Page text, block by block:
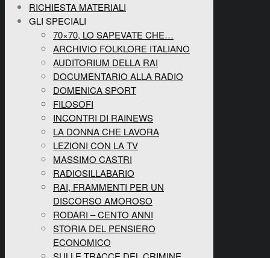
RICHIESTA MATERIALI
GLI SPECIALI
70×70, LO SAPEVATE CHE…
ARCHIVIO FOLKLORE ITALIANO
AUDITORIUM DELLA RAI
DOCUMENTARIO ALLA RADIO
DOMENICA SPORT
FILOSOFI
INCONTRI DI RAINEWS
LA DONNA CHE LAVORA
LEZIONI CON LA TV
MASSIMO CASTRI
RADIOSILLABARIO
RAI, FRAMMENTI PER UN
DISCORSO AMOROSO
RODARI – CENTO ANNI
STORIA DEL PENSIERO
ECONOMICO